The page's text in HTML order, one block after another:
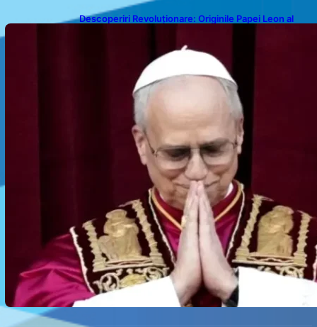
Descoperiri Revoluționare: Originile Papei Leon al